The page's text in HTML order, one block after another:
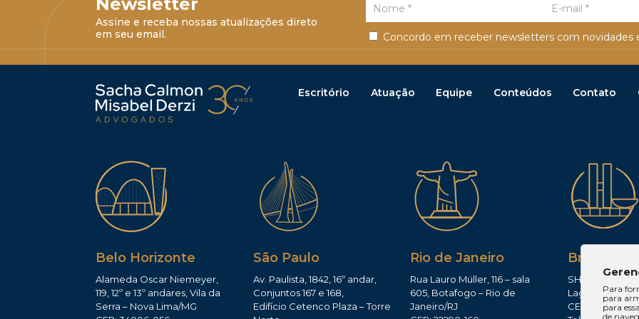
Assine e receba nossas atualizações direto
em seu email.
Concordo em receber newsletters com novidades
Escritório Atuação Equipe Conteúdos Contato
Belo Horizonte
Alameda Oscar Niemeyer,
119, 12º e 13º andares, Vila da
Serra – Nova Lima/MG
São Paulo
Av. Paulista, 1842, 16º andar,
Conjuntos 167 e 168,
Edifício Cetenco Plaza – Torre
Rio de Janeiro
Rua Lauro Müller, 116 – sala
605, Botafogo – Rio de
Janeiro/RJ
Brasília
SHIS QI 11,
Lago Sul –
CEP: 71625-300
Para
para
para
de